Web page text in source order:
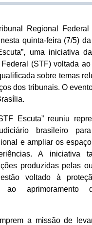
Regional
quinta-feira (7/5)
uma iniciativa
(STF) voltada
sobre temas
dos tribunais. O
Escuta” reuniu
brasileiro
e ampliar os
A iniciativa
produzidas pelas
voltado à
ao aprimoramento
a missão de